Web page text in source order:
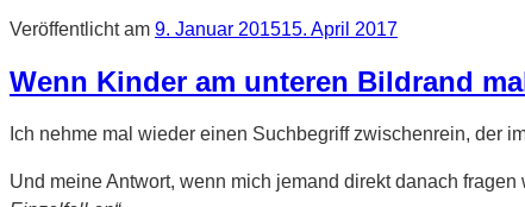
Veröffentlicht am 9. Januar 201515. April 2017
Wenn Kinder am unteren Bildrand
Ich nehme mal wieder einen Suchbegriff zwischenrein, der
Und meine Antwort, wenn mich jemand direkt danach fragen